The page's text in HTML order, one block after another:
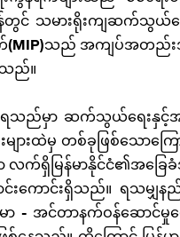
န်တွင် သမားရိုးကျဆက်သွ
(MIP)သည် အကျပ်အတည်းအ
သည်။
သည်မှာ ဆက်သွယ်ရေးနှင့်အ
ျားထဲမှ တစ်ခုဖြစ်သော
က်ရှိမြန်မာနိုင်ငံ၏အခြေ
းကောင်းရှိသည်။ ရသမျှ
- အင်တာနက်ဝန်ဆောင်မှု